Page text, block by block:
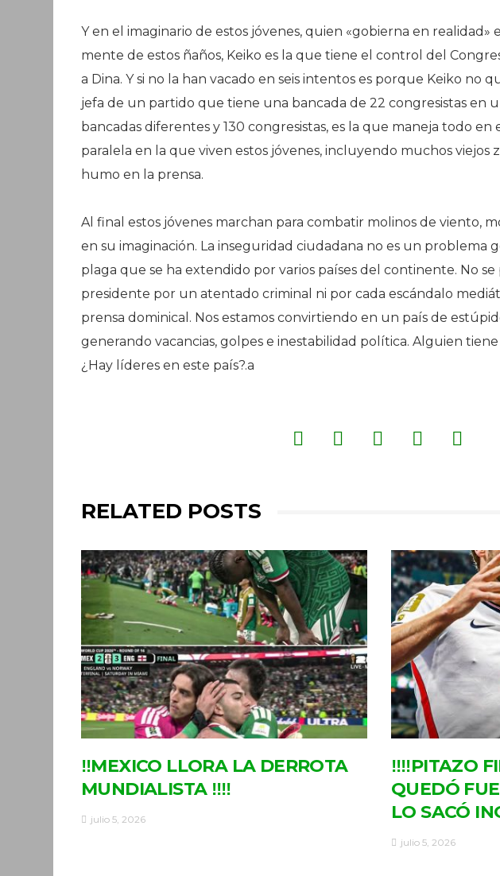
Y en el imaginario de estos jóvenes, quien «gobierna en realidad»
mente de estos ñaños, Keiko es la que tiene el control del
a Dina. Y si no la han vacado en seis intentos es porque Keiko no
jefa de un partido que tiene una bancada de 22 congresistas en
bancadas diferentes y 130 congresistas, es la que maneja todo en
paralela en la que viven estos jóvenes, incluyendo muchos viejos
humo en la prensa.
Al final estos jóvenes marchan para combatir molinos de viento,
en su imaginación. La inseguridad ciudadana no es un problema
plaga que se ha extendido por varios países del continente. No
presidente por un atentado criminal ni por cada escándalo
prensa dominical. Nos estamos convirtiendo en un país de
generando vacancias, golpes e inestabilidad política. Alguien
¿Hay líderes en este país?.a
RELATED POSTS
‼MEXICO LLORA LA DERROTA
MUNDIALISTA ‼‼
julio 5, 2026
‼‼PITAZO
QUEDÓ
LO SACÓ
julio 5, 2026